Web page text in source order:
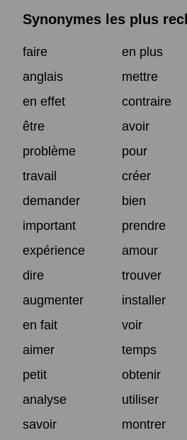
Synonymes les plus
faire
en plus
anglais
mettre
en effet
contraire
être
avoir
problème
pour
travail
créer
demander
bien
important
prendre
expérience
amour
dire
trouver
augmenter
installer
en fait
voir
aimer
temps
petit
obtenir
analyse
utiliser
savoir
montrer